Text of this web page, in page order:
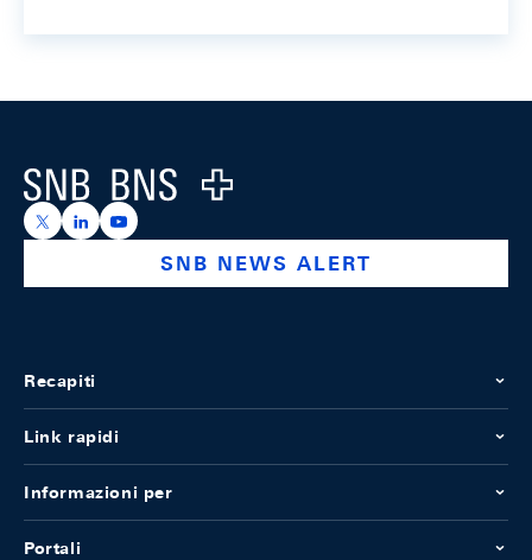
Logo
https://x.com/snb_bns
https://ch.linkedin.com/company/swiss-national-
https://www.youtube.com/@swissnationalbank
SNB NEWS ALERT
Recapiti
Link rapidi
Informazioni per
Portali